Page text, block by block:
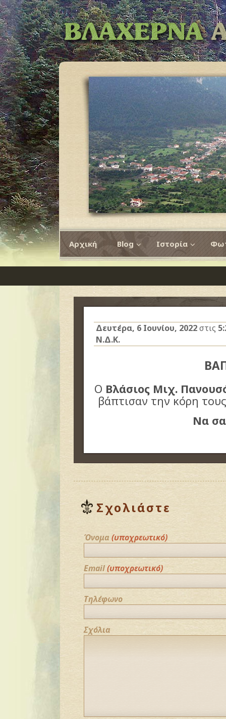
Αρχική Blog Ιστορία
Δευτέρα, 6 Ιουνίου, 2022στις
Ν.Δ.Κ.
Ο Βλάσιος Μιχ.
βάπτισαν την κόρη
Να
Σχολιάστε
Όνομα (υποχρεωτικό)
Email(υποχρεωτικό)
Τηλέφωνο
Σχόλια